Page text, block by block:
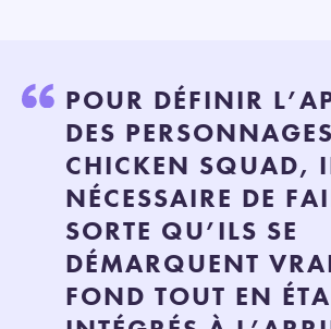
POUR DÉFINIR
DES
CHICKEN SQUAD,
NÉCESSAIRE DE
SORTE QU’ILS SE
DÉMARQUENT
FOND TOUT EN